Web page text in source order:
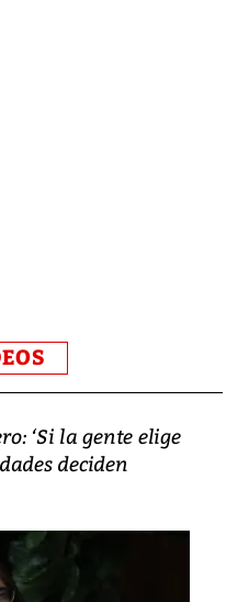
‘Si la gente elige
deciden